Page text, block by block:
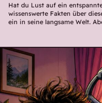
Hat du Lust auf ein
wissenswerte Fakten über
ein in seine langsame Welt.